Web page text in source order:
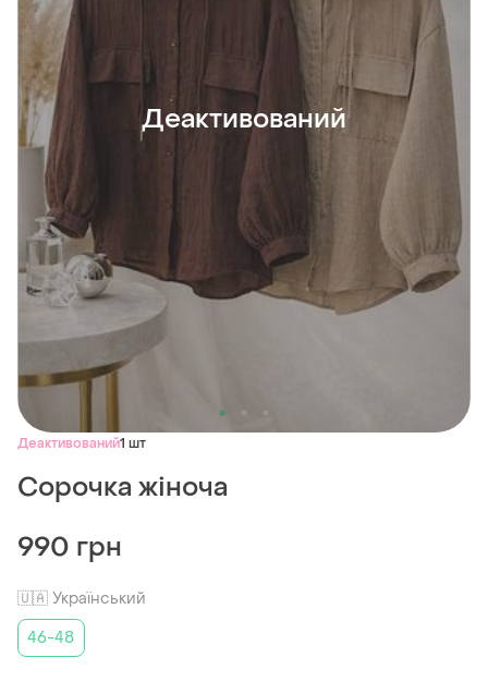
Деактивований
Деактивований1 шт
Сорочка жіноча
990 грн
🇺🇦 Український
46-48